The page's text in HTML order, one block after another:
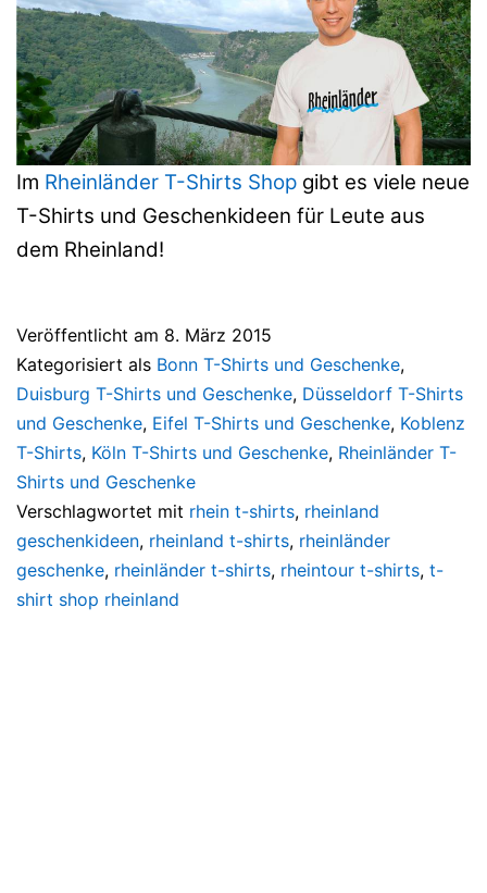
Im Rheinländer T-Shirts Shop gibt es viele neue
T-Shirts und Geschenkideen für Leute aus
dem Rheinland!
Veröffentlicht am 8. März 2015
Kategorisiert als Bonn T-Shirts und Geschenke,
Duisburg T-Shirts und Geschenke, Düsseldorf T-Shirts
und Geschenke, Eifel T-Shirts und Geschenke, Koblenz
T-Shirts, Köln T-Shirts und Geschenke, Rheinländer T-
Shirts und Geschenke
Verschlagwortet mit rhein t-shirts, rheinland
geschenkideen, rheinland t-shirts, rheinländer
geschenke, rheinländer t-shirts, rheintour t-shirts, t-
shirt shop rheinland